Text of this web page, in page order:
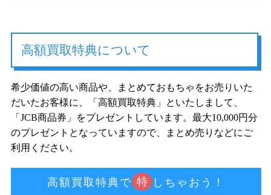
高額買取特典について
希少価値の高い商品や、まとめておもちゃをお売りいた
だいたお客様に、「高額買取特典」といたしまして、
「JCB商品券」をプレゼントしています。最大10,000円分
のプレゼントとなっていますので、まとめ売りなどにご
利用ください。
高額買取特典で 特 しちゃおう！